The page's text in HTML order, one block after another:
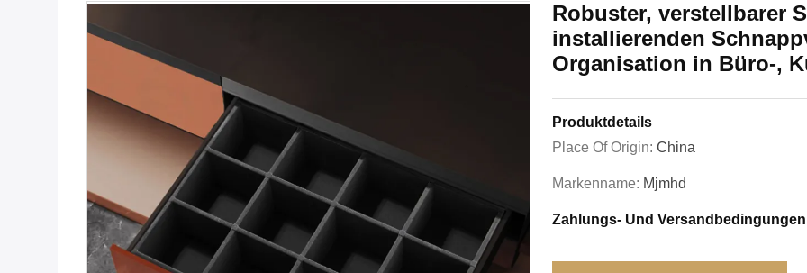
Robuster, verstellbarer
installierenden
Organisation in Büro-,
Produktdetails
Place Of Origin: China
Markenname: Mjmhd
Zahlungs- Und Versandbedingungen